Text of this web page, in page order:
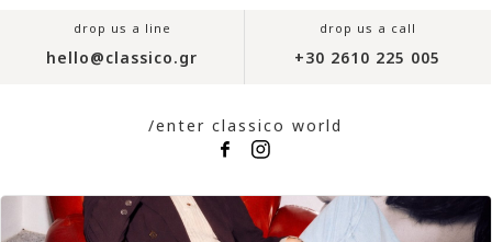
drop us a line
hello@classico.gr
drop us a call
+30 2610 225 005
/enter classico world